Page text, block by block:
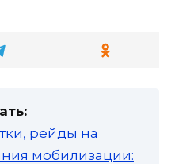
рейды на
мобилизации: